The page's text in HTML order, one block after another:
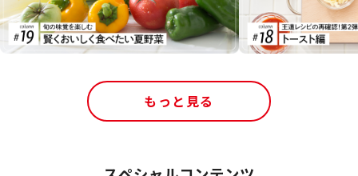
もっと見る